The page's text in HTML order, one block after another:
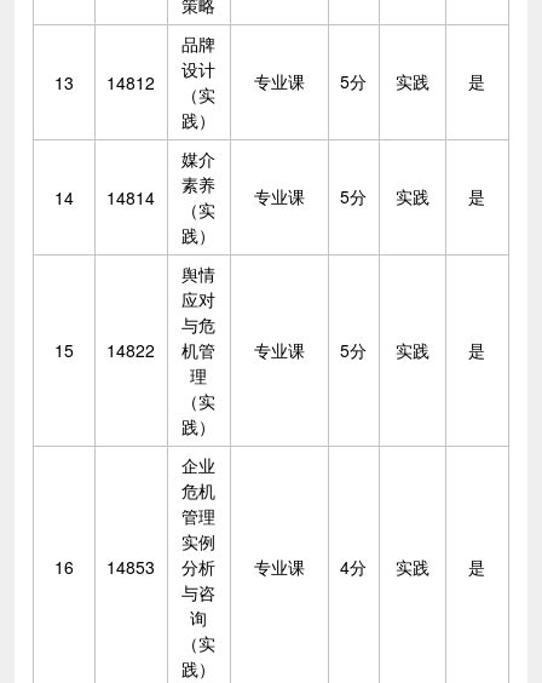
策略
13 14812
品牌
设计
（实
践）
专业课 5分 实践 是
14 14814
媒介
素养
（实
践）
专业课 5分 实践 是
15 14822
舆情
应对
与危
机管
理
（实
践）
专业课 5分 实践 是
16 14853
企业
危机
管理
实例
分析
与咨
询
（实
践）
专业课 4分 实践 是